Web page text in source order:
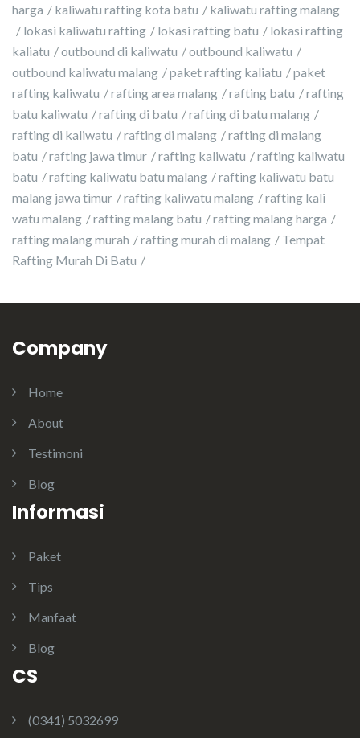
harga
kaliwatu rafting kota batu
kaliwatu rafting malang
lokasi kaliwatu rafting
lokasi rafting batu
lokasi rafting
kaliatu
outbound di kaliwatu
outbound kaliwatu
outbound kaliwatu malang
paket rafting kaliatu
paket
rafting kaliwatu
rafting area malang rafting batu
rafting
batu kaliwatu
rafting di batu
rafting di batu malang
rafting di kaliwatu
rafting di malang
rafting di malang
batu
rafting jawa timur rafting kaliwatu
rafting kaliwatu
batu
rafting kaliwatu batu malang
rafting kaliwatu batu
malang jawa timur
rafting kaliwatu malang
rafting kali
watu malang
rafting malang batu
rafting malang harga
rafting malang murah
rafting murah di malang
Tempat
Rafting Murah Di Batu
Company
Home
About
Testimoni
Blog
Informasi
Paket
Tips
Manfaat
Blog
CS
(0341) 5032699